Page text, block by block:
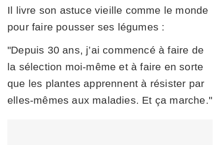
Il livre son astuce vieille comme le monde
pour faire pousser ses légumes :
"Depuis 30 ans, j’ai commencé à faire de
la sélection moi-même et à faire en sorte
que les plantes apprennent à résister par
elles-mêmes aux maladies. Et ça marche."